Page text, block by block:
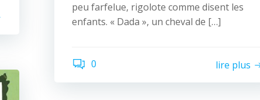
peu farfelue, rigolote comme disent les
enfants. « Dada », un cheval de […]
0 lire plus